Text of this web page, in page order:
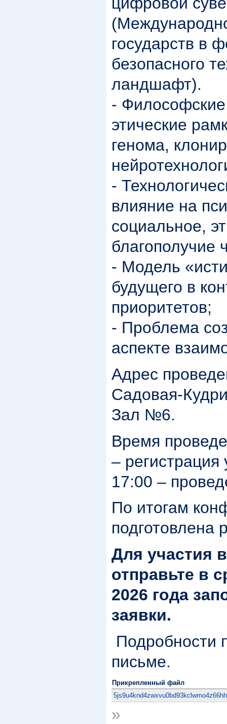
государств в
безопасного
ландшафт).
-
этические
генома,
-
влияние на
социальное,
благополучие
- Модель
будущего в
приоритетов;
- Проблема
аспекте
Адрес
Садовая-
Зал №6.
Время
– регистрация
17:00 –
По итогам
подготовлена
Для участия
отправьте в
2026 года
заявки.
Подробности
письме.
Прикрепленный файл
»